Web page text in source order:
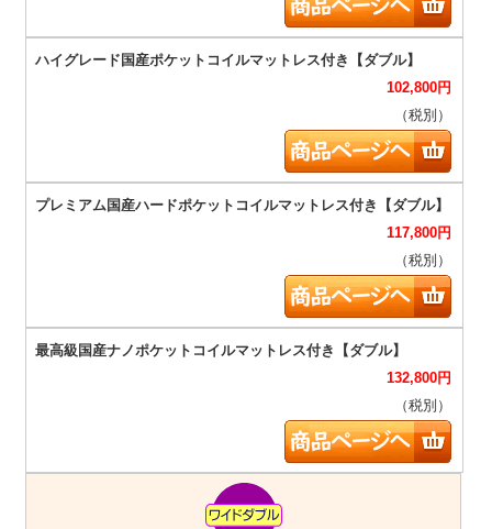
102,800円
（税別）
117,800円
（税別）
132,800円
（税別）